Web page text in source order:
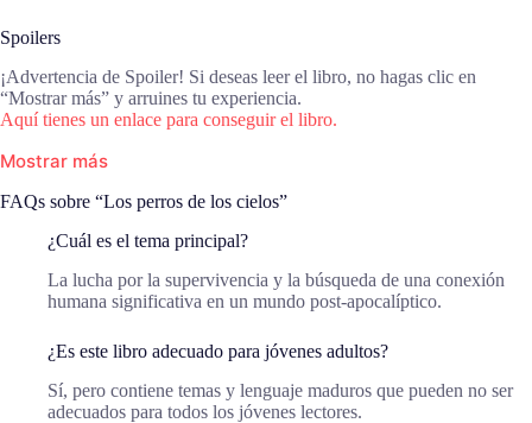
Spoilers
¡Advertencia de Spoiler! Si deseas leer el libro, no hagas clic en
“Mostrar más” y arruines tu experiencia.
Aquí tienes un enlace para conseguir el libro.
Mostrar más
FAQs sobre “Los perros de los cielos”
¿Cuál es el tema principal?
La lucha por la supervivencia y la búsqueda de una conexión
humana significativa en un mundo post-apocalíptico.
¿Es este libro adecuado para jóvenes adultos?
Sí, pero contiene temas y lenguaje maduros que pueden no ser
adecuados para todos los jóvenes lectores.